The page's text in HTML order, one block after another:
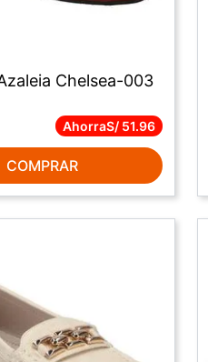
Chelsea-003
AhorraS/ 51.96
COMPRAR